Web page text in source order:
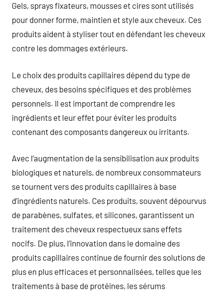
Gels, sprays fixateurs, mousses et cires sont utilisés
pour donner forme, maintien et style aux cheveux. Ces
produits aident à styliser tout en défendant les cheveux
contre les dommages extérieurs.
Le choix des produits capillaires dépend du type de
cheveux, des besoins spécifiques et des problèmes
personnels. Il est important de comprendre les
ingrédients et leur effet pour éviter les produits
contenant des composants dangereux ou irritants.
Avec l’augmentation de la sensibilisation aux produits
biologiques et naturels, de nombreux consommateurs
se tournent vers des produits capillaires à base
d’ingrédients naturels. Ces produits, souvent dépourvus
de parabènes, sulfates, et silicones, garantissent un
traitement des cheveux respectueux sans effets
nocifs. De plus, l’innovation dans le domaine des
produits capillaires continue de fournir des solutions de
plus en plus efficaces et personnalisées, telles que les
traitements à base de protéines, les sérums